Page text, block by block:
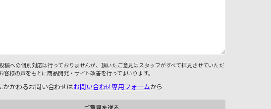
稿への個別対応は行っておりませんが、頂いたご意見はスタッフがすべて拝見させていただ
客様の声をもとに商品開発・サイト改善を行ってまいります。
かかわるお問い合わせはお問い合わせ専用フォームから